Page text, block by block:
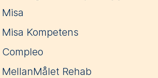
Misa
Misa Kompetens
Compleo
MellanMålet Rehab